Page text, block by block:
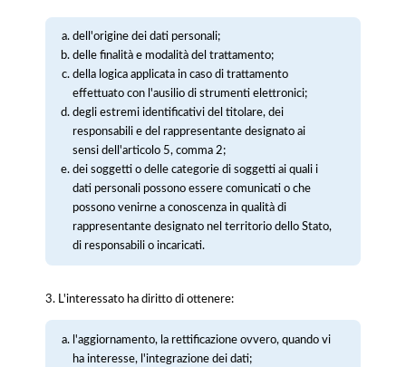
dell'origine dei dati personali;
delle finalità e modalità del trattamento;
della logica applicata in caso di trattamento
effettuato con l'ausilio di strumenti elettronici;
degli estremi identificativi del titolare, dei
responsabili e del rappresentante designato ai
sensi dell'articolo 5, comma 2;
dei soggetti o delle categorie di soggetti ai quali i
dati personali possono essere comunicati o che
possono venirne a conoscenza in qualità di
rappresentante designato nel territorio dello Stato,
di responsabili o incaricati.
3. L'interessato ha diritto di ottenere:
l'aggiornamento, la rettificazione ovvero, quando vi
ha interesse, l'integrazione dei dati;